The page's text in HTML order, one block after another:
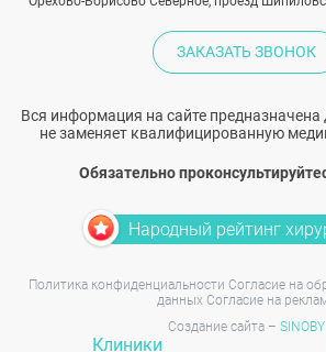
ЗАКАЗАТЬ ЗВОНОК
Вся информация на сайте
не заменяет квалифицированную
Обязательно
Народный рейтинг
Политика конфиденциальности Согласие на
данных Согласие на
Создание сайта – SINOBY
Клиники